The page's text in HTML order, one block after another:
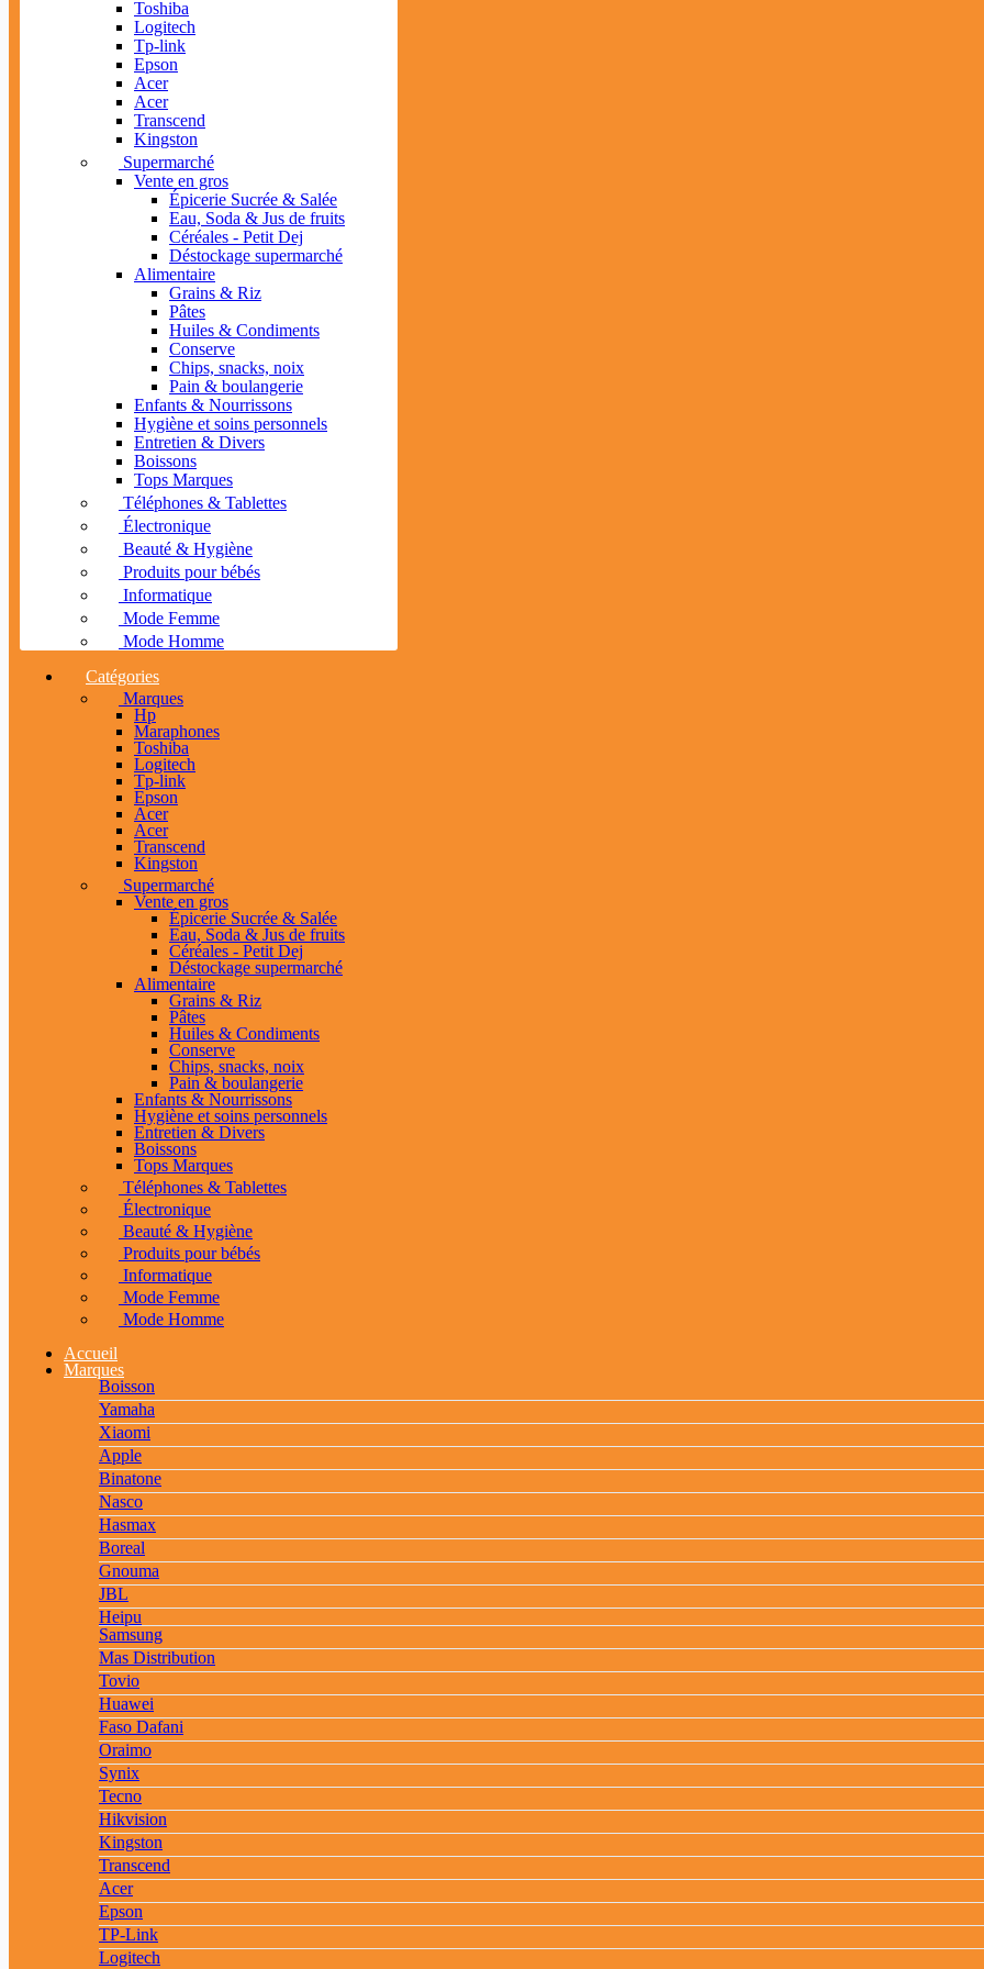
Toshiba
Logitech
Tp-link
Epson
Acer
Acer
Transcend
Kingston
Supermarché
Vente en gros
Épicerie Sucrée & Salée
Eau, Soda & Jus de fruits
Céréales - Petit Dej
Déstockage supermarché
Alimentaire
Grains & Riz
Pâtes
Huiles & Condiments
Conserve
Chips, snacks, noix
Pain & boulangerie
Enfants & Nourrissons
Hygiène et soins personnels
Entretien & Divers
Boissons
Tops Marques
Téléphones & Tablettes
Électronique
Beauté & Hygiène
Produits pour bébés
Informatique
Mode Femme
Mode Homme
Catégories
Marques
Hp
Maraphones
Toshiba
Logitech
Tp-link
Epson
Acer
Acer
Transcend
Kingston
Supermarché
Vente en gros
Épicerie Sucrée & Salée
Eau, Soda & Jus de fruits
Céréales - Petit Dej
Déstockage supermarché
Alimentaire
Grains & Riz
Pâtes
Huiles & Condiments
Conserve
Chips, snacks, noix
Pain & boulangerie
Enfants & Nourrissons
Hygiène et soins personnels
Entretien & Divers
Boissons
Tops Marques
Téléphones & Tablettes
Électronique
Beauté & Hygiène
Produits pour bébés
Informatique
Mode Femme
Mode Homme
Accueil
Marques
Boisson
Yamaha
Xiaomi
Apple
Binatone
Nasco
Hasmax
Boreal
Gnouma
JBL
Heipu
Samsung
Mas Distribution
Tovio
Huawei
Faso Dafani
Oraimo
Synix
Tecno
Hikvision
Kingston
Transcend
Acer
Epson
TP-Link
Logitech